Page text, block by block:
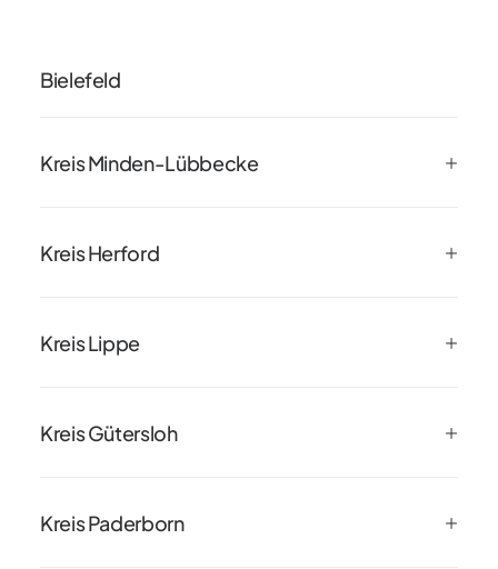
Bielefeld
Kreis Minden-Lübbecke
Kreis Herford
Kreis Lippe
Kreis Gütersloh
Kreis Paderborn